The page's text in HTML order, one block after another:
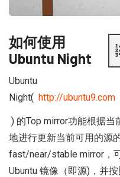
如何使用
Ubuntu Night
Ubuntu
Night( http://ubuntu9.com
) 的Top mirror功能根据
地进行更新当前可用的源
fast/near/stable mirror，
Ubuntu 镜像（即源)，并